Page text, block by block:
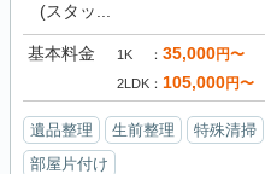
(スタッ...
基本料金 1K 35,000円〜
2LDK 105,000円〜
遺品整理 生前整理 特殊清掃
部屋片付け